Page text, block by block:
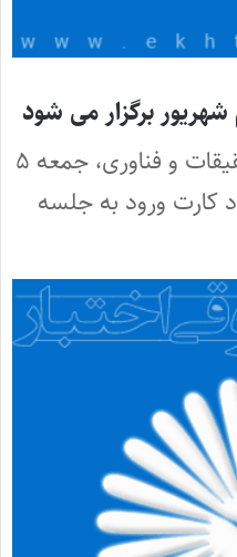
آزمون زبان وزارت علوم، تحقیقات و فناوری، جمعه ۵
می شود کارت ورود به جلسه